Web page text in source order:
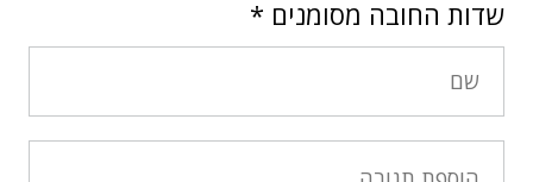
שדות החובה מסומנים *